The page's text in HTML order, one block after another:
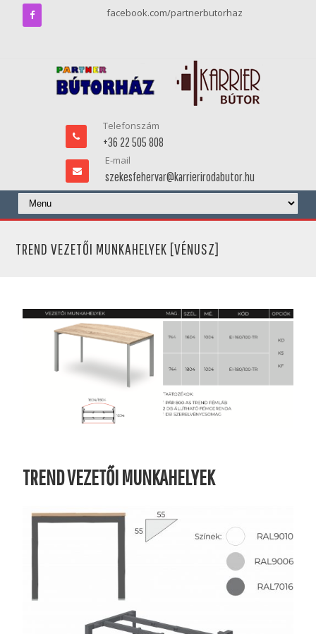
facebook.com/partnerbutorhaz
Telefonszám
+36 22 505 808
E-mail
szekesfehervar@karrierirodabutor.hu
TREND VEZETŐI MUNKAHELYEK [VÉNUSZ]
TREND VEZETŐI MUNKAHELYEK